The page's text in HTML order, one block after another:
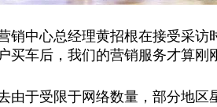
销中心总经理黄招根在接受采访
车后，我们的营销服务才算刚
于受限于网络数量，部分地